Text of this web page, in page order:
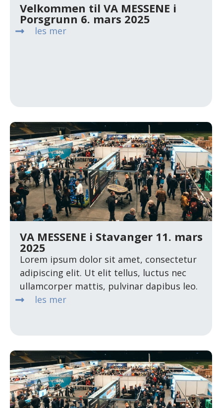
Velkommen til VA MESSENE i
Porsgrunn 6. mars 2025
les mer
VA MESSENE i Stavanger 11. mars
2025
Lorem ipsum dolor sit amet, consectetur
adipiscing elit. Ut elit tellus, luctus nec
ullamcorper mattis, pulvinar dapibus leo.
les mer